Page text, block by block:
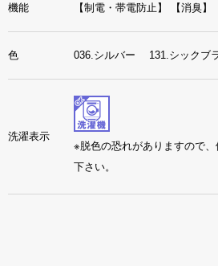
機能 【制電・帯電防止】 【消臭】
色 036.シルバー 131.シック
洗濯表示
※脱色の恐れがありますので
下さい。